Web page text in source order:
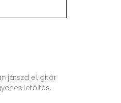
játszd el, gitár
letöltés,